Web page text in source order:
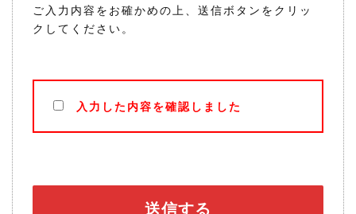
ご入力内容をお確かめの上、送信ボタンをクリッ
クしてください。
入力した内容を確認しました